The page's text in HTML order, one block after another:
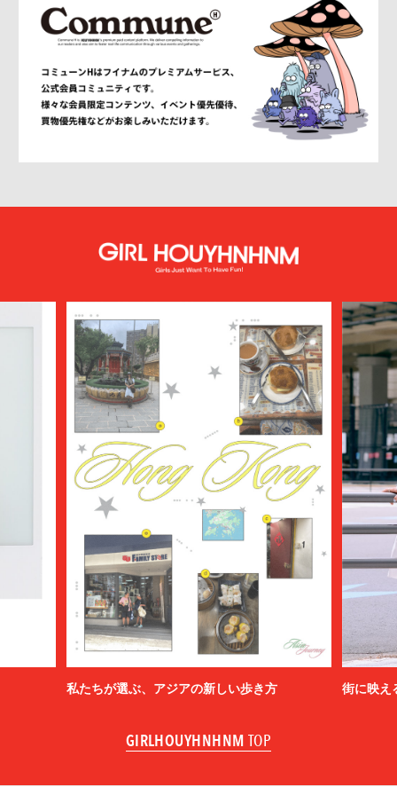
私たちが選ぶ、アジアの新しい歩き方 街に映え
GIRLHOUYHNHNM TOP